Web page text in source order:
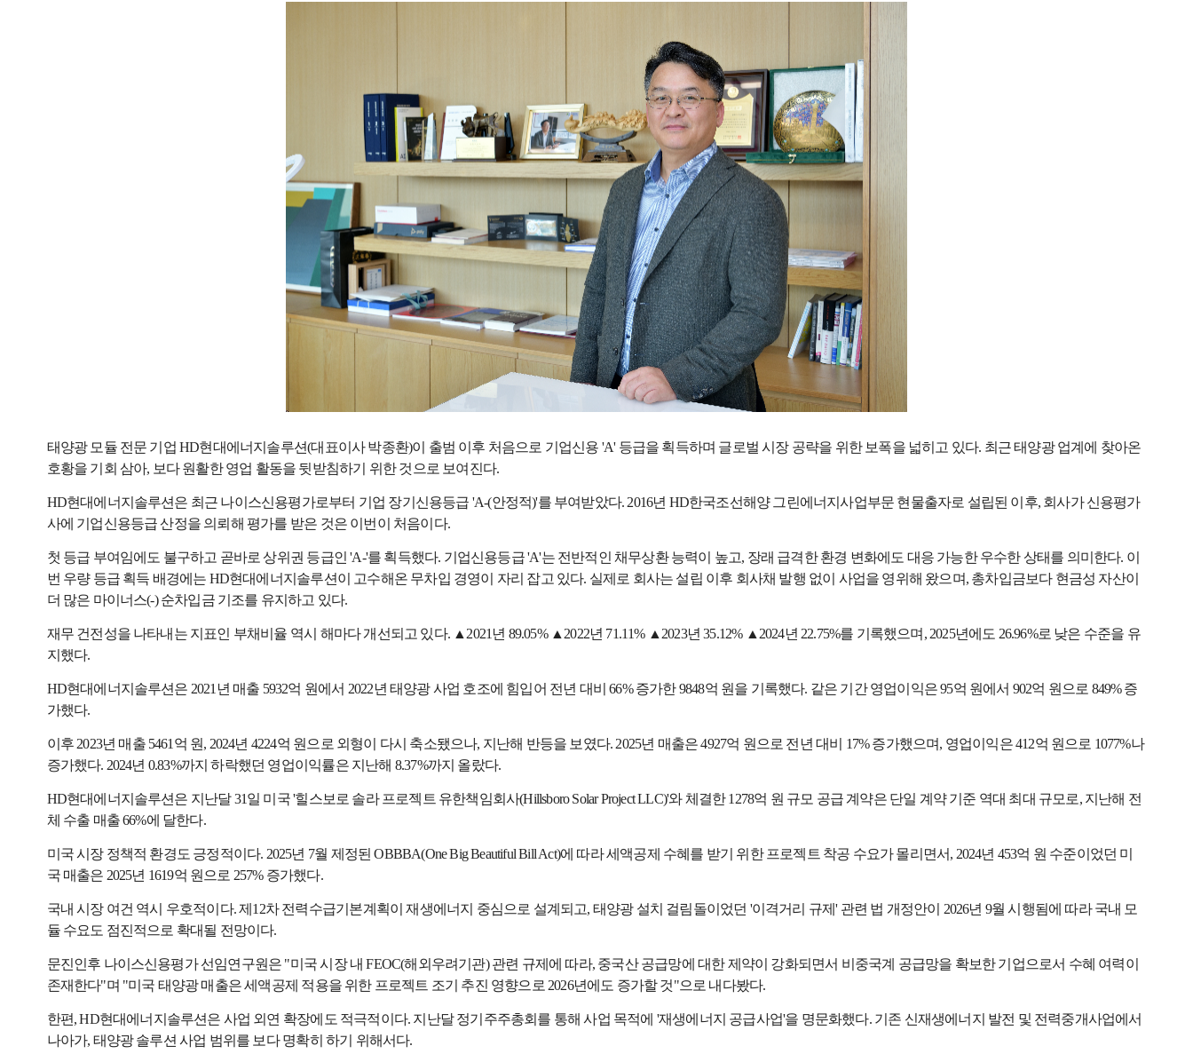
태양광 모듈 전문 기업 HD현대에너지솔루션(대표이사 박종환)이 출범 이후 처음으로 기업신용 'A' 등급을 획득하며 글로벌 시장 공략을 위한 보폭을 넓히고 있다. 최근 태양광 업계에 찾아온
호황을 기회 삼아, 보다 원활한 영업 활동을 뒷받침하기 위한 것으로 보여진다.
HD현대에너지솔루션은 최근 나이스신용평가로부터 기업 장기신용등급 'A-(안정적)'를 부여받았다. 2016년 HD한국조선해양 그린에너지사업부문 현물출자로 설립된 이후, 회사가 신용평가
사에 기업신용등급 산정을 의뢰해 평가를 받은 것은 이번이 처음이다.
첫 등급 부여임에도 불구하고 곧바로 상위권 등급인 'A-'를 획득했다. 기업신용등급 'A'는 전반적인 채무상환 능력이 높고, 장래 급격한 환경 변화에도 대응 가능한 우수한 상태를 의미한다. 이
번 우량 등급 획득 배경에는 HD현대에너지솔루션이 고수해온 무차입 경영이 자리 잡고 있다. 실제로 회사는 설립 이후 회사채 발행 없이 사업을 영위해 왔으며, 총차입금보다 현금성 자산이
더 많은 마이너스(-) 순차입금 기조를 유지하고 있다.
재무 건전성을 나타내는 지표인 부채비율 역시 해마다 개선되고 있다. ▲2021년 89.05% ▲2022년 71.11% ▲2023년 35.12% ▲2024년 22.75%를 기록했으며, 2025년에도 26.96%로 낮은 수준을 유
지했다.
HD현대에너지솔루션은 2021년 매출 5932억 원에서 2022년 태양광 사업 호조에 힘입어 전년 대비 66% 증가한 9848억 원을 기록했다. 같은 기간 영업이익은 95억 원에서 902억 원으로 849% 증
가했다.
이후 2023년 매출 5461억 원, 2024년 4224억 원으로 외형이 다시 축소됐으나, 지난해 반등을 보였다. 2025년 매출은 4927억 원으로 전년 대비 17% 증가했으며, 영업이익은 412억 원으로 1077%나
증가했다. 2024년 0.83%까지 하락했던 영업이익률은 지난해 8.37%까지 올랐다.
HD현대에너지솔루션은 지난달 31일 미국 '힐스보로 솔라 프로젝트 유한책임회사(Hillsboro Solar Project LLC)'와 체결한 1278억 원 규모 공급 계약은 단일 계약 기준 역대 최대 규모로, 지난해 전
체 수출 매출 66%에 달한다.
미국 시장 정책적 환경도 긍정적이다. 2025년 7월 제정된 OBBBA(One Big Beautiful Bill Act)에 따라 세액공제 수혜를 받기 위한 프로젝트 착공 수요가 몰리면서, 2024년 453억 원 수준이었던 미
국 매출은 2025년 1619억 원으로 257% 증가했다.
국내 시장 여건 역시 우호적이다. 제12차 전력수급기본계획이 재생에너지 중심으로 설계되고, 태양광 설치 걸림돌이었던 '이격거리 규제' 관련 법 개정안이 2026년 9월 시행됨에 따라 국내 모
듈 수요도 점진적으로 확대될 전망이다.
문진인후 나이스신용평가 선임연구원은 "미국 시장 내 FEOC(해외우려기관) 관련 규제에 따라, 중국산 공급망에 대한 제약이 강화되면서 비중국계 공급망을 확보한 기업으로서 수혜 여력이
존재한다"며 "미국 태양광 매출은 세액공제 적용을 위한 프로젝트 조기 추진 영향으로 2026년에도 증가할 것"으로 내다봤다.
한편, HD현대에너지솔루션은 사업 외연 확장에도 적극적이다. 지난달 정기주주총회를 통해 사업 목적에 '재생에너지 공급사업'을 명문화했다. 기존 신재생에너지 발전 및 전력중개사업에서
나아가, 태양광 솔루션 사업 범위를 보다 명확히 하기 위해서다.